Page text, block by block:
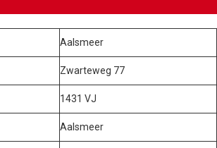
Aalsmeer
Zwarteweg 77
1431 VJ
Aalsmeer